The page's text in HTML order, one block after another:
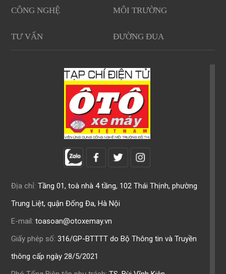
CÔNG NGHỆ MÔI TRƯỜNG
TƯ VẤN ĐƯỜNG ĐUA
Địa chỉ: Tầng 01, toà nhà 4 tầng, 102 Thái Thịnh, phường
Trung Liệt, quận Đống Đa, Hà Nội
E-mail: toasoan@otoxemay.vn
Giấy phép số: 316/GP-BTTTT do Bộ Thông tin và Truyền
thông cấp ngày 28/5/2021